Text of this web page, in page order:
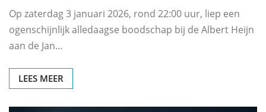
Op zaterdag 3 januari 2026, rond 22:00 uur, liep een
ogenschijnlijk alledaagse boodschap bij de Albert Heijn
aan de Jan…
LEES MEER